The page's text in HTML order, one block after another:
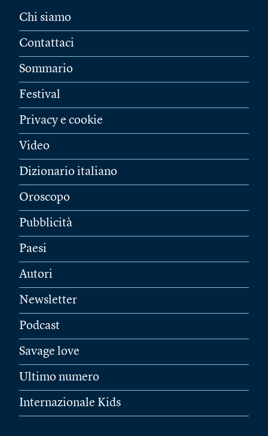
Chi siamo
Contattaci
Sommario
Festival
Privacy e cookie
Video
Dizionario italiano
Oroscopo
Pubblicità
Paesi
Autori
Newsletter
Podcast
Savage love
Ultimo numero
Internazionale Kids